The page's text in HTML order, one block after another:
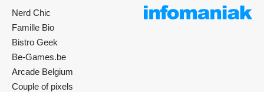
Nerd Chic
Famille Bio
Bistro Geek
Be-Games.be
Arcade Belgium
Couple of pixels